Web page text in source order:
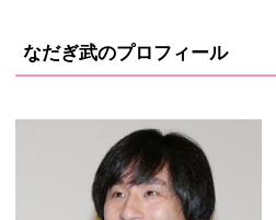
なだぎ武のプロフィール